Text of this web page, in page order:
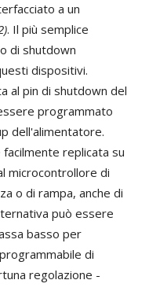
a un
. Il più semplice
di shutdown
dispositivi.
al pin di shutdown del
programmato
dell'alimentatore.
replicata su
microcontrollore di
o di rampa, anche di
può essere
basso per
di
regolazione -